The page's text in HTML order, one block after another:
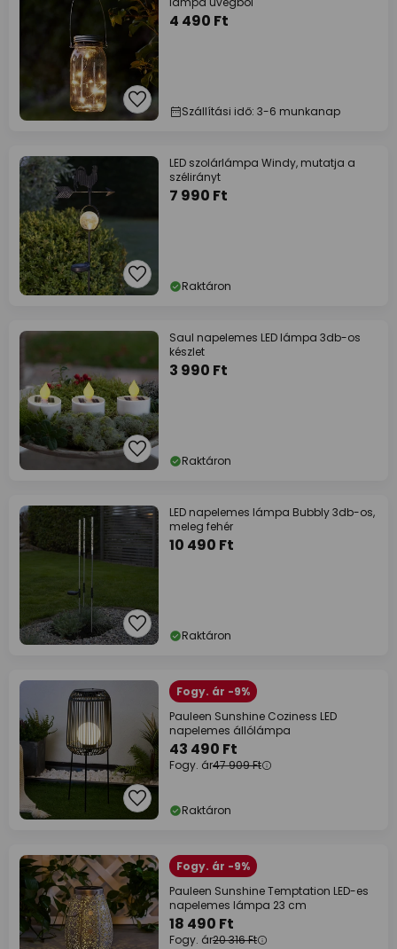
4 490 Ft
Szállítási idő: 3-6 munkanap
LED szolárlámpa Windy, mutatja a
szélirányt
7 990 Ft
Raktáron
Saul napelemes LED lámpa 3db-os
készlet
3 990 Ft
Raktáron
LED napelemes lámpa Bubbly 3db-os,
meleg fehér
10 490 Ft
Raktáron
Fogy. ár -9%
Pauleen Sunshine Coziness LED
napelemes állólámpa
43 490 Ft
Fogy. ár47 909 Ft
Raktáron
Fogy. ár -9%
Pauleen Sunshine Temptation LED-es
napelemes lámpa 23 cm
18 490 Ft
Fogy. ár20 316 Ft